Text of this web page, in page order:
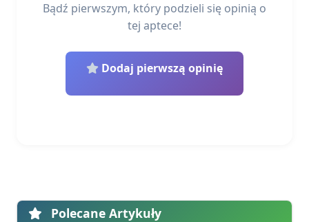
Bądź pierwszym, który podzieli się opinią o
tej aptece!
Dodaj pierwszą opinię
Polecane Artykuły